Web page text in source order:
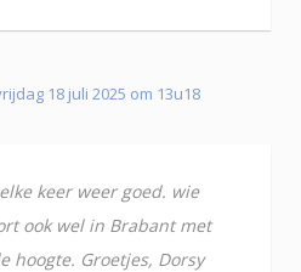
18 juli 2025 om 13u18
keer weer goed. wie
ook wel in Brabant met
hoogte. Groetjes, Dorsy